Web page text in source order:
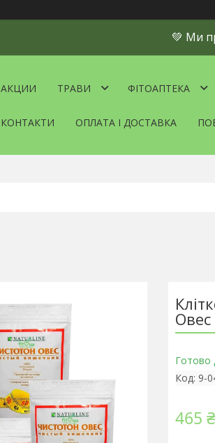
💚 Ми
АКЦИИ ТРАВИ ФІТОАПТЕКА
КОНТАКТИ ОПЛАТА І ДОСТАВКА
Овес
Готово
Код: 9-
465 ₴